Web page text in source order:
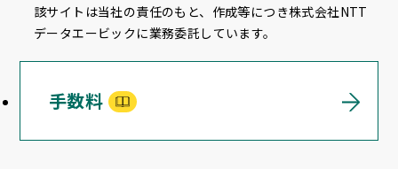
該サイトは当社の責任のもと、作成等につき株式会社NTT
データエービックに業務委託しています。
手数料